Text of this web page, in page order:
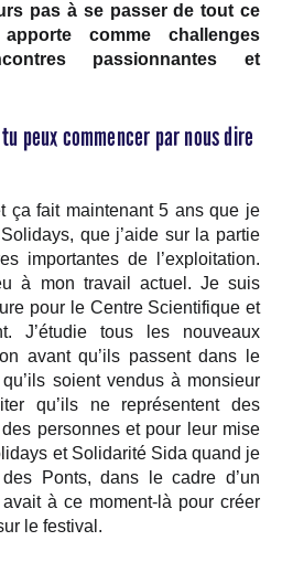
pas à se passer de tout ce
comme challenges
passionnantes et
peux commencer par nous dire
ça fait maintenant 5 ans que je
que j’aide sur la partie
importantes de l’exploitation.
à mon travail actuel. Je suis
pour le Centre Scientifique et
J’étudie tous les nouveaux
avant qu’ils passent dans le
soient vendus à monsieur
qu’ils ne représentent des
personnes et pour leur mise
et Solidarité Sida quand je
Ponts, dans le cadre d’un
à ce moment-là pour créer
le festival.